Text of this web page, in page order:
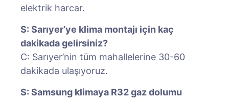
elektrik harcar.
S: Sarıyer’ye klima montajı için kaç
dakikada gelirsiniz?
C: Sarıyer’nin tüm mahallelerine 30-60
dakikada ulaşıyoruz.
S: Samsung klimaya R32 gaz dolumu